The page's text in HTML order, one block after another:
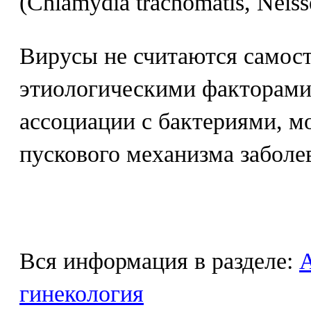
Вирусы не считаются
этиологическими
ассоциации с бактериями,
пускового механизма
Вся информация в разделе:
гинекология